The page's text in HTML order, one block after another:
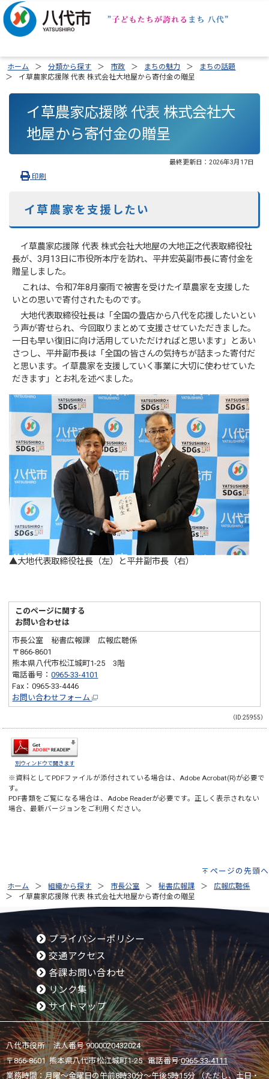
ホーム 分類から探す 市政 まちの魅力
まちの話題
イ草農家応援隊 代表 株式会社大地屋から寄付金の贈呈
イ草農家応援隊 代表 株式会社大
地屋から寄付金の贈呈
最終更新日： 2026年3月17日
印刷
イ草農家を支援したい
イ草農家応援隊 代表 株式会社大地屋の大地正之代表取締役社
長が、3月13日に市役所本庁を訪れ、平井宏英副市長に寄付金を
贈呈しました。
これは、令和7年8月豪雨で被害を受けたイ草農家を支援した
いとの思いで寄付されたものです。
大地代表取締役社長は「全国の畳店から八代を応援したいとい
う声が寄せられ、今回取りまとめて支援させていただきました。
一日も早い復旧に向け活用していただければと思います」とあい
さつし、平井副市長は「全国の皆さんの気持ちが詰まった寄付だ
と思います。イ草農家を支援していく事業に大切に使わせていた
だきます」とお礼を述べました。
▲大地代表取締役社長（左）と平井副市長（右）
このページに関する
お問い合わせは
市長公室 秘書広報課 広報広聴係
〒866-8601
熊本県八代市松江城町1-25 3階
電話番号：0965-33-4101
Fax：0965-33-4446
お問い合わせフォーム
（ID:25955）
別ウィンドウで開きます
※資料としてPDFファイルが添付されている場合は、 Adobe Acrobat(R)が必要で
す。
PDF書類をご覧になる場合は、 Adobe Readerが必要です。正しく表示されない
場合、最新バージョンをご利用ください。
ページの先頭へ
ホーム 組織から探す 市長公室 秘書広報課
広報広聴係
イ草農家応援隊 代表 株式会社大地屋から寄付金の贈呈
プライバシーポリシー
交通アクセス
各課お問い合わせ
リンク集
サイトマップ
八代市役所 法人番号 9000020432024
〒866-8601 熊本県八代市松江城町1-25 電話番号:0965-33-4111
業務時間：月曜～金曜日の午前8時30分～午後5時15分 （ただし、土日・